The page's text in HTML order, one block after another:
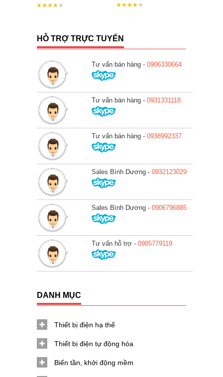
HỖ TRỢ TRỰC TUYẾN
Tư vấn bán hàng - 0906330664
Tư vấn bán hàng - 0931331118
Tư vấn bán hàng - 0938992337
Sales Bình Dương - 0932123029
Sales Bình Dương - 0906796885
Tư vấn hỗ trợ - 0985779119
DANH MỤC
Thiết bị điện hạ thế
Thiết bị điện tự động hóa
Biến tần, khởi động mềm